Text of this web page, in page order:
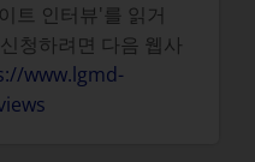
트 인터뷰'를 읽거
청하려면 다음 웹사
www.lgmd-